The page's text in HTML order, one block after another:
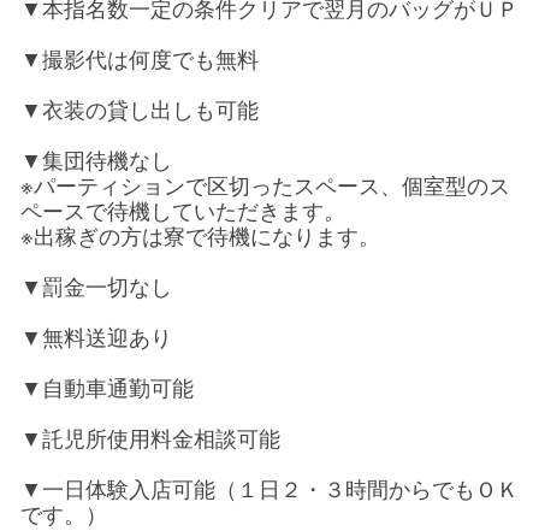
▼本指名数一定の条件クリアで翌月のバッグがＵＰ
▼撮影代は何度でも無料
▼衣装の貸し出しも可能
▼集団待機なし
※パーティションで区切ったスペース、個室型のス
ペースで待機していただきます。
※出稼ぎの方は寮で待機になります。
▼罰金一切なし
▼無料送迎あり
▼自動車通勤可能
▼託児所使用料金相談可能
▼一日体験入店可能（１日２・３時間からでもＯＫ
です。）